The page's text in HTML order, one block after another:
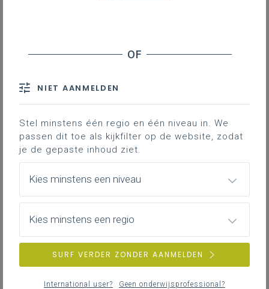
Blijvend zichtbaar
Zeven sleutels
Zill-doelen
Meer lezen?
'Ik kan al tot 1000!' In het derde leerjaar is
vanbasisschool De Wegwijzer in
Antwerpenervaren ze hoeveel 1000 wel is.
Het begin
Net zoals een kleuter van 3 jaar trots verklaart dat hij
NIET AANMELDEN
Stel minstens één regio en één niveau in. We
passen dit toe als kijkfilter op de website, zodat
je de gepaste inhoud ziet.
Kies minstens een niveau
Kies minstens een regio
SURF VERDER ZONDER AANMELDEN
International user? Geen onderwijsprofessional?